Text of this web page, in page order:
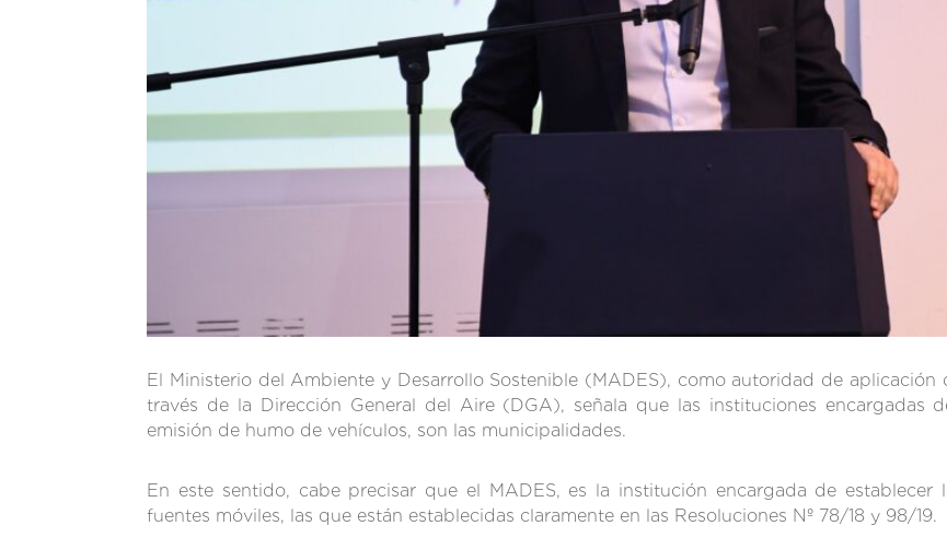
El Ministerio del Ambiente y Desarrollo Sostenible (MADES), como autoridad de aplicación
través de la Dirección General del Aire (DGA), señala que las instituciones encargadas
emisión de humo de vehículos, son las municipalidades.
En este sentido, cabe precisar que el MADES, es la institución encargada de establecer
fuentes móviles, las que están establecidas claramente en las Resoluciones Nº 78/18 y 98/19.